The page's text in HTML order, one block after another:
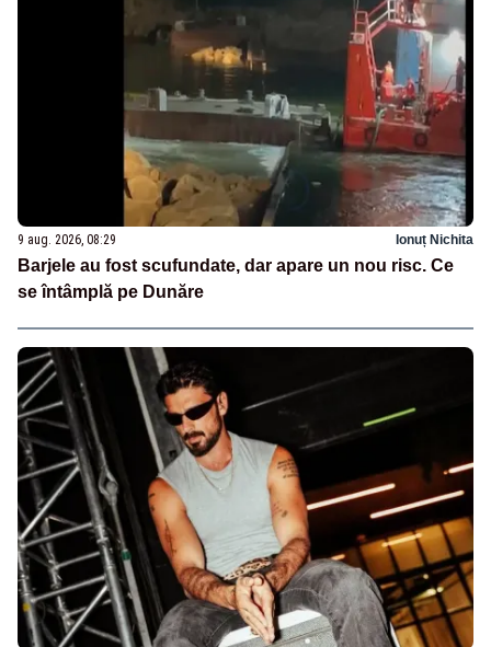
9 aug. 2026, 08:29 Ionuț Nichita
Barjele au fost scufundate, dar apare un nou risc. Ce
se întâmplă pe Dunăre